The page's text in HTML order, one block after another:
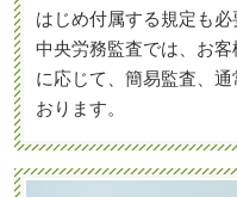
はじめ付属する規定も必
中央労務監査では、お
に応じて、簡易監査、
おります。